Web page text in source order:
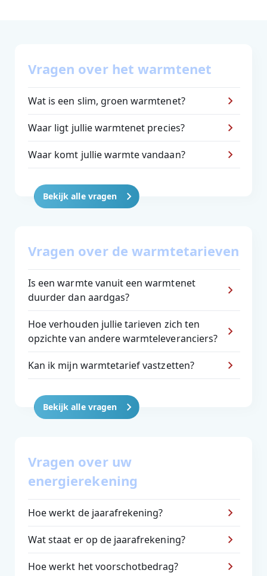
Vragen over het warmtenet
Wat is een slim, groen warmtenet?
Waar ligt jullie warmtenet precies?
Waar komt jullie warmte vandaan?
Bekijk alle vragen
Vragen over de warmtetarieven
Is een warmte vanuit een warmtenet
duurder dan aardgas?
Hoe verhouden jullie tarieven zich ten
opzichte van andere warmteleveranciers?
Kan ik mijn warmtetarief vastzetten?
Bekijk alle vragen
Vragen over uw
energierekening
Hoe werkt de jaarafrekening?
Wat staat er op de jaarafrekening?
Hoe werkt het voorschotbedrag?